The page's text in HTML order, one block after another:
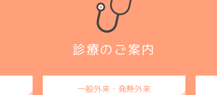
診療のご案内
一般外来・発熱外来